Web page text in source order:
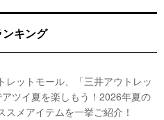
キング
レットモール、「三井アウトレッ
アツイ夏を楽しもう！2026年夏の
スメアイテムを一挙ご紹介！